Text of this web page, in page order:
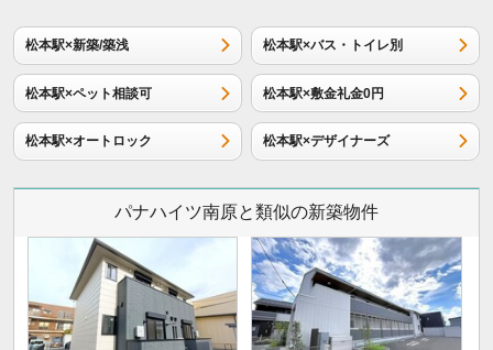
松本駅×新築/築浅 松本駅×バス・トイレ別
松本駅×ペット相談可 松本駅×敷金礼金0円
松本駅×オートロック 松本駅×デザイナーズ
パナハイツ南原と類似の新築物件